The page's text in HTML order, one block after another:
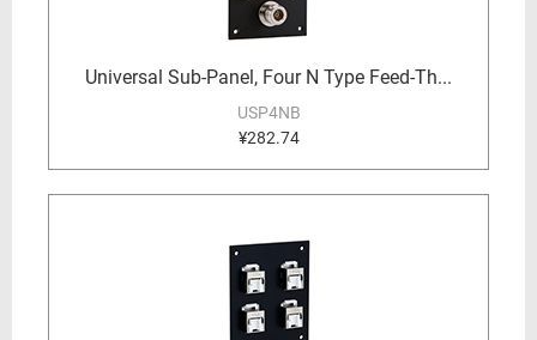
Universal Sub-Panel, Four N Type Feed-Th...
USP4NB
¥282.74